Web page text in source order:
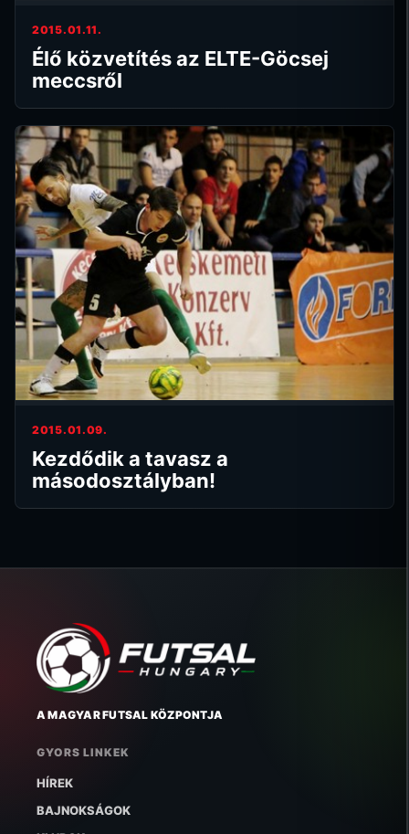
2015.01.11.
Élő közvetítés az ELTE-Göcsej
meccsről
2015.01.09.
Kezdődik a tavasz a
másodosztályban!
A MAGYAR FUTSAL KÖZPONTJA
GYORS LINKEK
HÍREK
BAJNOKSÁGOK